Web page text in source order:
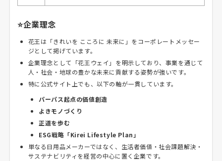
⭐企業理念
花王は「きれいを こころに 未来に」をコーポレートメッセー
ジとして掲げています。
企業理念として「花王ウェイ」を明示しており、事業を通じて
人・社会・地球の豊かな未来に貢献する姿勢が強いです。
特に公式サイト上でも、以下の軸が一貫しています。
パーパス起点の価値創造
よきモノづくり
正道を歩む
ESG戦略「Kirei Lifestyle Plan」
単なる日用品メーカーではなく、生活者価値・社会課題解決・
サステナビリティを経営の中心に置く企業です。